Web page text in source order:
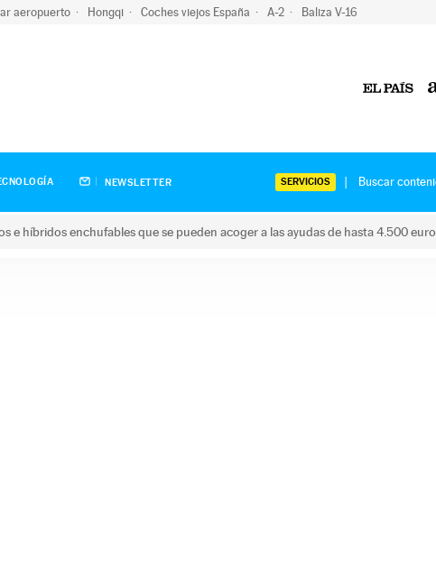
aeropuerto Hongqi Coches viejos España A-2 Baliza V-16
NEWSLETTER SERVICIOS
e híbridos enchufables que se pueden acoger a las ayudas de hasta 4.500 euro